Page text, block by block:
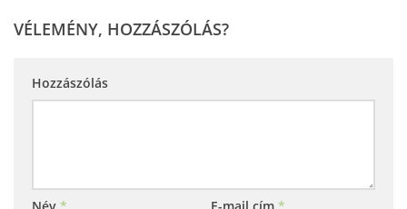
VÉLEMÉNY, HOZZÁSZÓLÁS?
Hozzászólás